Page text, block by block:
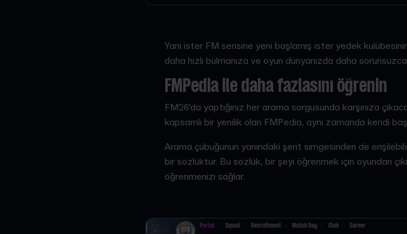
Yani ister FM serisine yeni başlamış ister yedek
daha hızlı bulmanıza ve oyun dünyanızda daha
FMPedia ile daha fazlasını öğrenin
FM26'da yaptığınız her arama sorgusunda karşınıza
kapsamlı bir yenilik olan FMPedia, aynı zamanda kendi
Arama çubuğunun yanındaki şerit simgesinden de
bir sözlüktür. Bu sözlük, bir şeyi öğrenmek için oyundan
öğrenmenizi sağlar.